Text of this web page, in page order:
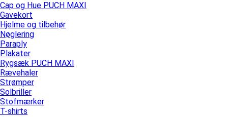
Cap og Hue PUCH MAXI
Gavekort
Hjelme og tilbehør
Nøglering
Paraply
Plakater
Rygsæk PUCH MAXI
Rævehaler
Strømper
Solbriller
Stofmærker
T-shirts